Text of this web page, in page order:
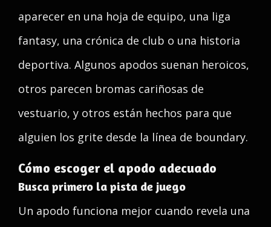
aparecer en una hoja de equipo, una liga
fantasy, una crónica de club o una historia
deportiva. Algunos apodos suenan heroicos,
otros parecen bromas cariñosas de
vestuario, y otros están hechos para que
alguien los grite desde la línea de boundary.
Cómo escoger el apodo adecuado
Busca primero la pista de juego
Un apodo funciona mejor cuando revela una